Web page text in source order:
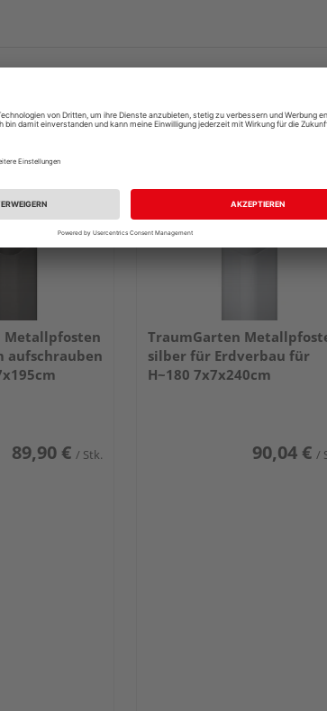
Metallpfosten
aufschrauben
89,90 € / Stk.
TraumGarten
silber für Erdverbau für
H~180 7x7x240cm
90,04 € /